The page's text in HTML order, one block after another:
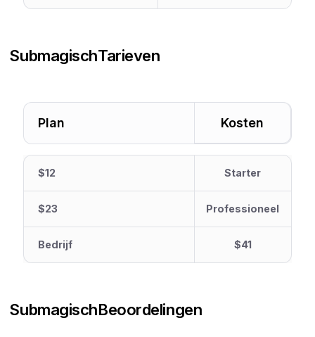
SubmagischTarieven
Plan Kosten
$12 Starter
$23 Professioneel
Bedrijf $41
SubmagischBeoordelingen